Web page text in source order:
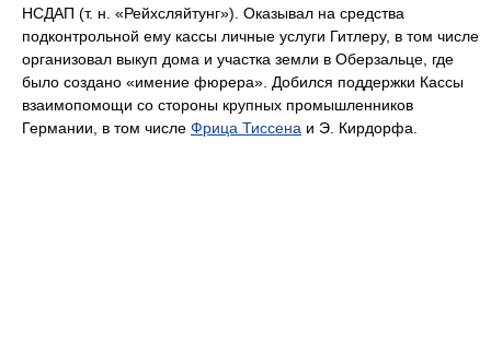
НСДАП (т. н. «Рейхсляйтунг»). Оказывал на средства
подконтрольной ему кассы личные услуги Гитлеру, в том числе
организовал выкуп дома и участка земли в Оберзальце, где
было создано «имение фюрера». Добился поддержки Кассы
взаимопомощи со стороны крупных промышленников
Германии, в том числе Фрица Тиссена и Э. Кирдорфа.